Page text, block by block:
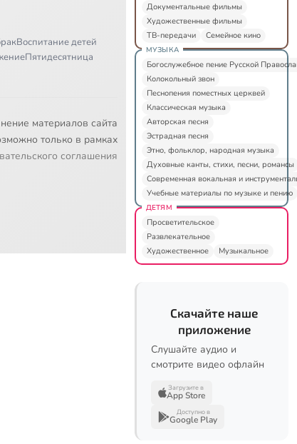
Воспитание детей
Пятидесятница
материалов сайта
только в рамках
соглашения
Документальные фильмы
Художественные фильмы
ТВ-передачи
Семейное кино
МУЗЫКА
Богослужебное пение Русской
Колокольный звон
Песнопения поместных церквей
Классическая музыка
Авторская песня
Эстрадная песня
Этно, фольклор, народная музыка
Духовные канты, стихи, песни, романсы
Современная вокальная и
Учебные материалы по музыке и пению
ДЕТЯМ
Просветительское
Развлекательное
Художественное
Музыкальное
Скачайте наше
приложение
Слушайте аудио и
смотрите видео офлайн
Загрузите в
App Store
Доступно в
Google Play